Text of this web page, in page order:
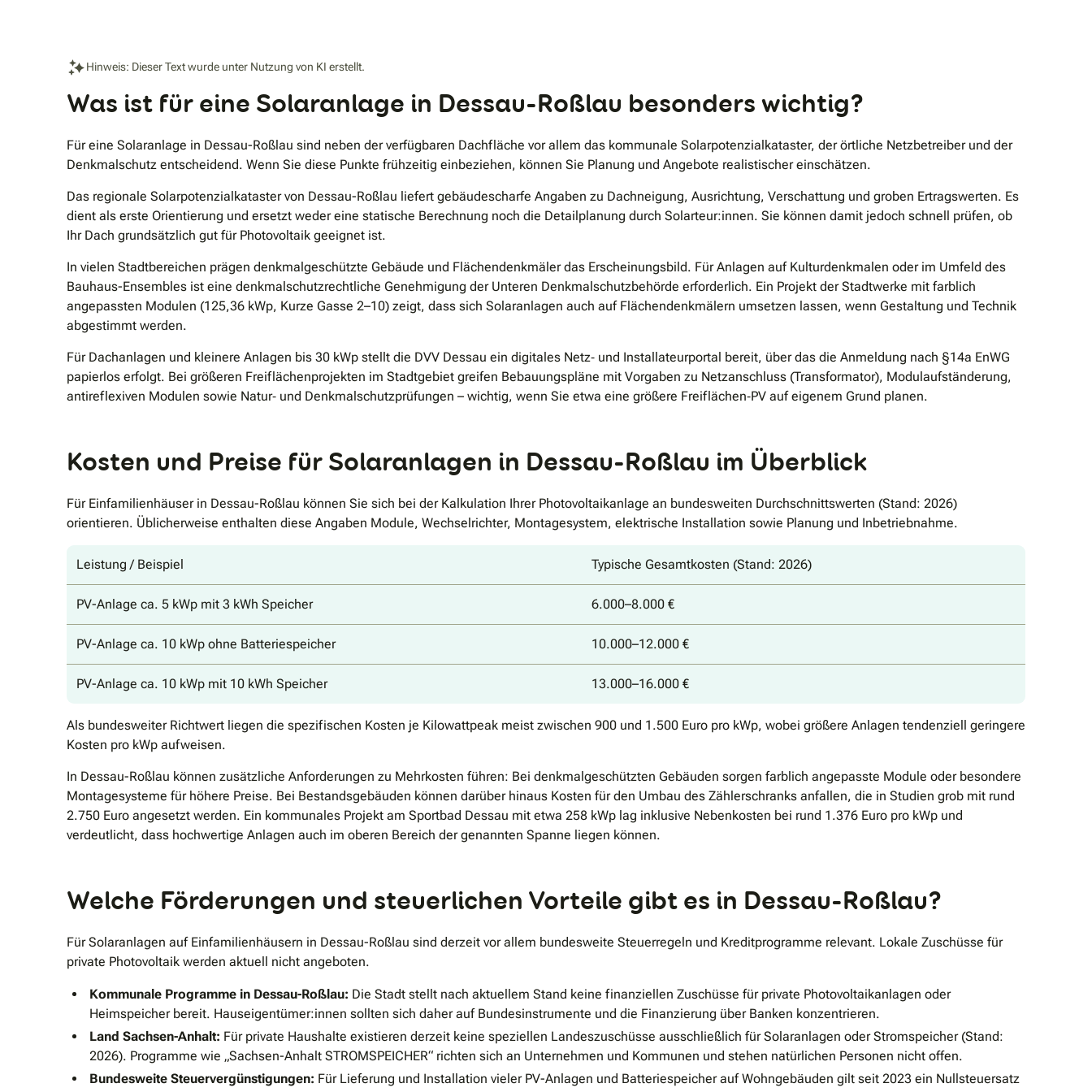
Hinweis: Dieser Text wurde unter Nutzung von KI erstellt.
Was ist für eine Solaranlage in Dessau-Roßlau besonders wichtig?
Für eine Solaranlage in Dessau-Roßlau sind neben der verfügbaren Dachfläche vor allem das kommunale Solarpotenzialkataster, der örtliche Netzbetreiber und der
Denkmalschutz entscheidend. Wenn Sie diese Punkte frühzeitig einbeziehen, können Sie Planung und Angebote realistischer einschätzen.
Das regionale Solarpotenzialkataster von Dessau-Roßlau liefert gebäudescharfe Angaben zu Dachneigung, Ausrichtung, Verschattung und groben Ertragswerten. Es
dient als erste Orientierung und ersetzt weder eine statische Berechnung noch die Detailplanung durch Solarteur:innen. Sie können damit jedoch schnell prüfen, ob
Ihr Dach grundsätzlich gut für Photovoltaik geeignet ist.
In vielen Stadtbereichen prägen denkmalgeschützte Gebäude und Flächendenkmäler das Erscheinungsbild. Für Anlagen auf Kulturdenkmalen oder im Umfeld des
Bauhaus-Ensembles ist eine denkmalschutzrechtliche Genehmigung der Unteren Denkmalschutzbehörde erforderlich. Ein Projekt der Stadtwerke mit farblich
angepassten Modulen (125,36 kWp, Kurze Gasse 2–10) zeigt, dass sich Solaranlagen auch auf Flächendenkmälern umsetzen lassen, wenn Gestaltung und Technik
abgestimmt werden.
Für Dachanlagen und kleinere Anlagen bis 30 kWp stellt die DVV Dessau ein digitales Netz‐ und Installateurportal bereit, über das die Anmeldung nach §14a EnWG
papierlos erfolgt. Bei größeren Freiflächenprojekten im Stadtgebiet greifen Bebauungspläne mit Vorgaben zu Netzanschluss (Transformator), Modulaufständerung,
antireflexiven Modulen sowie Natur‐ und Denkmalschutzprüfungen – wichtig, wenn Sie etwa eine größere Freiflächen‐PV auf eigenem Grund planen.
Kosten und Preise für Solaranlagen in Dessau-Roßlau im Überblick
Für Einfamilienhäuser in Dessau-Roßlau können Sie sich bei der Kalkulation Ihrer Photovoltaikanlage an bundesweiten Durchschnittswerten (Stand: 2026)
orientieren. Üblicherweise enthalten diese Angaben Module, Wechselrichter, Montagesystem, elektrische Installation sowie Planung und Inbetriebnahme.
Leistung / Beispiel Typische Gesamtkosten (Stand: 2026)
PV-Anlage ca. 5 kWp mit 3 kWh Speicher 6.000–8.000 €
PV-Anlage ca. 10 kWp ohne Batteriespeicher 10.000–12.000 €
PV-Anlage ca. 10 kWp mit 10 kWh Speicher 13.000–16.000 €
Als bundesweiter Richtwert liegen die spezifischen Kosten je Kilowattpeak meist zwischen 900 und 1.500 Euro pro kWp, wobei größere Anlagen tendenziell geringere
Kosten pro kWp aufweisen.
In Dessau-Roßlau können zusätzliche Anforderungen zu Mehrkosten führen: Bei denkmalgeschützten Gebäuden sorgen farblich angepasste Module oder besondere
Montagesysteme für höhere Preise. Bei Bestandsgebäuden können darüber hinaus Kosten für den Umbau des Zählerschranks anfallen, die in Studien grob mit rund
2.750 Euro angesetzt werden. Ein kommunales Projekt am Sportbad Dessau mit etwa 258 kWp lag inklusive Nebenkosten bei rund 1.376 Euro pro kWp und
verdeutlicht, dass hochwertige Anlagen auch im oberen Bereich der genannten Spanne liegen können.
Welche Förderungen und steuerlichen Vorteile gibt es in Dessau-Roßlau?
Für Solaranlagen auf Einfamilienhäusern in Dessau-Roßlau sind derzeit vor allem bundesweite Steuerregeln und Kreditprogramme relevant. Lokale Zuschüsse für
private Photovoltaik werden aktuell nicht angeboten.
Kommunale Programme in Dessau-Roßlau: Die Stadt stellt nach aktuellem Stand keine finanziellen Zuschüsse für private Photovoltaikanlagen oder
Heimspeicher bereit. Hauseigentümer:innen sollten sich daher auf Bundesinstrumente und die Finanzierung über Banken konzentrieren.
Land Sachsen-Anhalt: Für private Haushalte existieren derzeit keine speziellen Landeszuschüsse ausschließlich für Solaranlagen oder Stromspeicher (Stand:
2026). Programme wie „Sachsen-Anhalt STROMSPEICHER“ richten sich an Unternehmen und Kommunen und stehen natürlichen Personen nicht offen.
Bundesweite Steuervergünstigungen: Für Lieferung und Installation vieler PV-Anlagen und Batteriespeicher auf Wohngebäuden gilt seit 2023 ein Nullsteuersatz